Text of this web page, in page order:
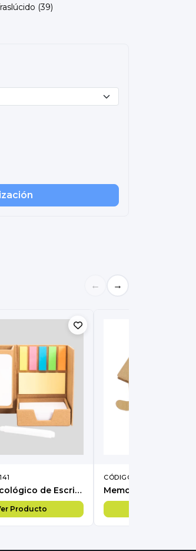
(39)
← →
Memo set Ecológico de Escritorio "RIGUS".
Producto
CÓDIGO: IMPN63
Memo Set Ecológico